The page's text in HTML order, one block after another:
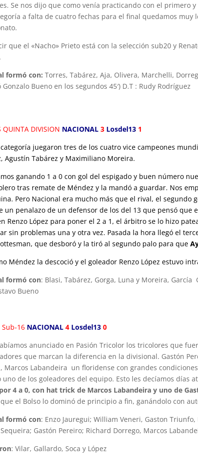
Se nos dijo que como venía practicando con el primero
a falta de cuatro fechas para el final quedamos
que el «Nacho» Prieto está con la selección sub20 y
formó con: Torres, Tabárez, Aja, Olivera, Marchelli,
Gonzalo Bueno en los segundos 45′) D.T : Rudy Rodríguez
QUINTA DIVISION NACIONAL3 Losdel13 1
juegaron tres de los cuatro vice campeones
Agustín Tabárez y Maximiliano Moreira.
ganando 1 a 0 con gol del espigado y buen número
tras remate de Méndez y la mandó a guardar. Nos
Pero Nacional era mucho más que el rival, el segundo
un penalazo de un defensor de los del 13 que pensó que
Renzo López para poner el 2 a 1, el árbitro se lo hizo
sin problemas una y otra vez. Pasada la hora llegó el
que desboró y la tiró al segundo palo para que
Méndez la descoció y el goleador Renzo López estuvo
formó con: Blasi, Tabárez, Gorga, Luna y Moreira,
Bueno
Sub-16 NACIONAL 4 Losdel130
anunciado en Pasión Tricolor los tricolores que
que marcan la diferencia en la divisional. Gastón
Marcos Labandeira un floridense con grandes
uno de los goleadores del equipo. Esto les decíamos días
4 a 0, con hat trick de Marcos Labandeira y uno de
el Bolso lo dominó de principio a fin, ganándolo con
formó con: Enzo Jauregui; William Veneri, Gaston
Gastón Pereiro; Richard Dorrego, Marcos
: Vilar, Gallardo, Soca y López